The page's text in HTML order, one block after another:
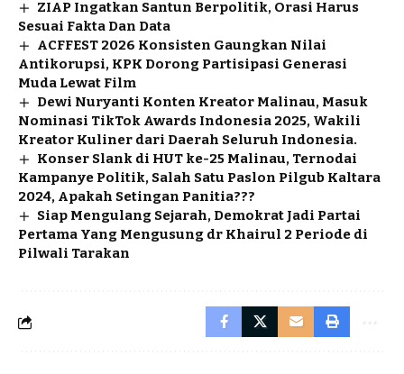
ZIAP Ingatkan Santun Berpolitik, Orasi Harus
Sesuai Fakta Dan Data
ACFFEST 2026 Konsisten Gaungkan Nilai
Antikorupsi, KPK Dorong Partisipasi Generasi
Muda Lewat Film
Dewi Nuryanti Konten Kreator Malinau, Masuk
Nominasi TikTok Awards Indonesia 2025, Wakili
Kreator Kuliner dari Daerah Seluruh Indonesia.
Konser Slank di HUT ke-25 Malinau, Ternodai
Kampanye Politik, Salah Satu Paslon Pilgub Kaltara
2024, Apakah Setingan Panitia???
Siap Mengulang Sejarah, Demokrat Jadi Partai
Pertama Yang Mengusung dr Khairul 2 Periode di
Pilwali Tarakan